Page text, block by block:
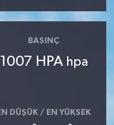
BASINÇ
1007 HPA hpa
DÜŞÜK / EN YÜKSEK